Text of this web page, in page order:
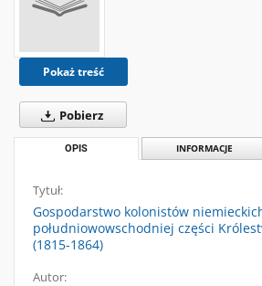
Pokaż treść
Pobierz
OPIS INFORMACJE
Tytuł:
Gospodarstwo kolonistów
południowowschodniej części
(1815-1864)
Autor: